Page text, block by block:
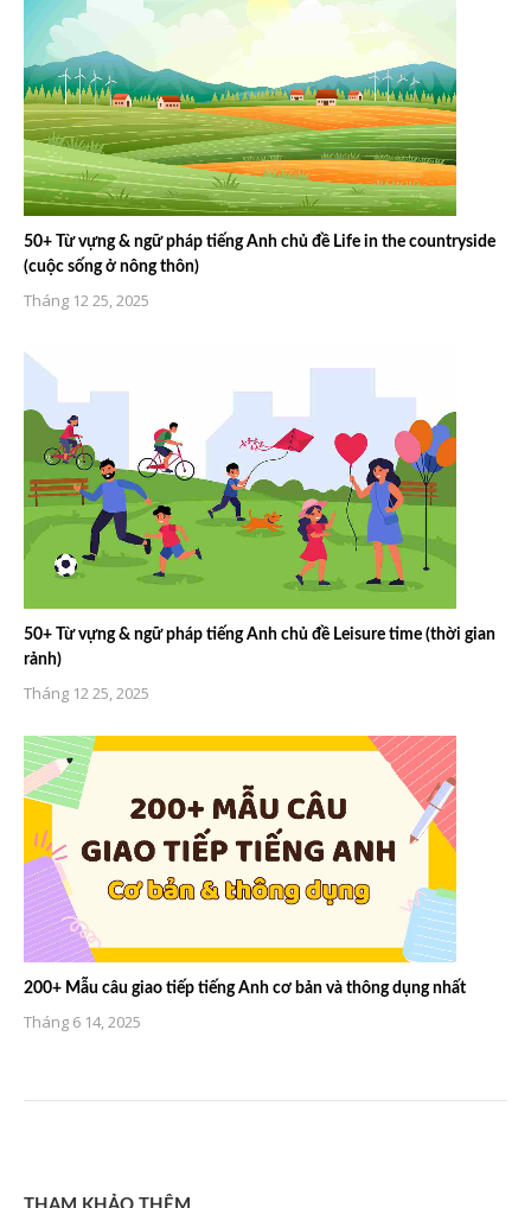
50+ Từ vựng & ngữ pháp tiếng Anh chủ đề Life in the countryside
(cuộc sống ở nông thôn)
Tháng 12 25, 2025
50+ Từ vựng & ngữ pháp tiếng Anh chủ đề Leisure time (thời gian
rảnh)
Tháng 12 25, 2025
200+ Mẫu câu giao tiếp tiếng Anh cơ bản và thông dụng nhất
Tháng 6 14, 2025